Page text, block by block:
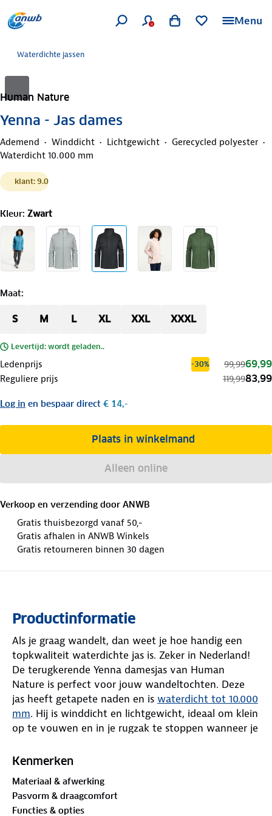
Menu
Waterdichte jassen
Human Nature
Yenna - Jas dames
Ademend Winddicht Lichtgewicht
Gerecycled polyester
Waterdicht 10.000 mm
klant: 9.0
Kleur: Zwart
Maat:
S M L XL XXL XXXL
Levertijd: wordt geladen..
Ledenprijs -30% 99,9969,99
Reguliere prijs 119,9983,99
Log in en bespaar direct € 14,-
Plaats in winkelmand
Alleen online
Verkoop en verzending door ANWB
Gratis thuisbezorgd vanaf 50,-
Gratis afhalen in ANWB Winkels
Gratis retourneren binnen 30 dagen
Productinformatie
Als je graag wandelt, dan weet je hoe handig een
topkwaliteit waterdichte jas is. Zeker in Nederland!
De terugkerende Yenna damesjas van Human
Nature is perfect voor jouw wandeltochten. Deze
jas heeft getapete naden en is waterdicht tot 10.000
mm. Hij is winddicht en lichtgewicht, ideaal om klein
op te vouwen en in je rugzak te stoppen wanneer je
hem geschikt maakt als extra laagje tegen regen en
wind. Als je het koud hebt, kun je de jas combineren
Kenmerken
Materiaal & afwerking
Pasvorm & draagcomfort
Functies & opties